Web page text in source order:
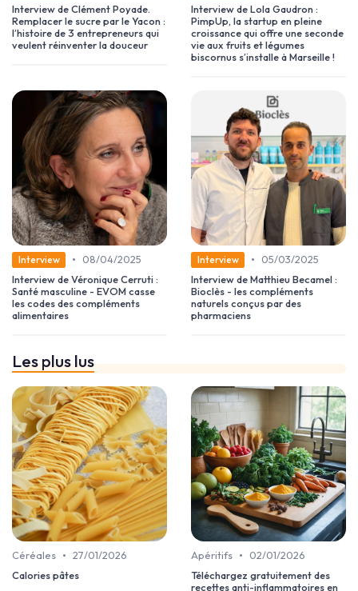
Interview de Clément Poyade.
Remplacer le sucre par le Yacon :
l’histoire de 3 entrepreneurs qui
veulent réinventer la douceur
Interview de Lola Gaudron :
PimpUp, la startup en pleine
croissance qui offre une seconde
vie aux fruits et légumes
biscornus s’installe à Marseille !
Interview •
08/04/2025
Interview de Véronique Cerruti :
Santé masculine - EVOM casse
les codes des compléments
alimentaires
Interview •
05/03/2025
Interview de Matthieu Becamel :
Bioclès - les compléments
naturels conçus par des
pharmaciens
Les plus lus
Céréales • 27/01/2026
Calories pâtes
Apéritifs •
02/01/2026
Téléchargez gratuitement des
recettes anti-inflammatoires en